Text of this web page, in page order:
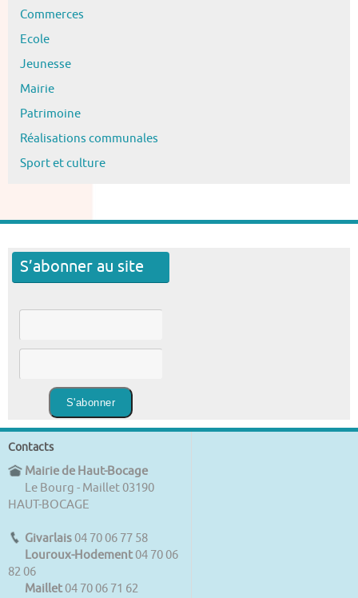
Commerces
Ecole
Jeunesse
Mairie
Patrimoine
Réalisations communales
Sport et culture
S’abonner au site
Contacts
Mairie de Haut-Bocage
Le Bourg - Maillet 03190
HAUT-BOCAGE
Givarlais 04 70 06 77 58
Louroux-Hodement 04 70 06
82 06
Maillet 04 70 06 71 62